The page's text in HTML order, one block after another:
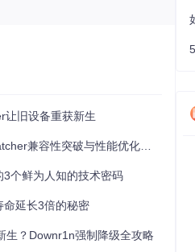
让旧设备重获新生
兼容性突破与性能优化指南
3个鲜为人知的技术密码
命延长3倍的秘密
生？Downr1n强制降级全攻略